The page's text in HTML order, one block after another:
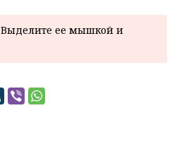
Выделите ее мышкой и